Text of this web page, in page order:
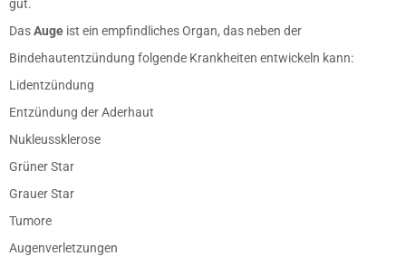
gut.
DasAuge ist ein empfindliches Organ, das neben der
Bindehautentzündung folgende Krankheiten entwickeln kann:
Lidentzündung
Entzündung der Aderhaut
Nukleussklerose
Grüner Star
Grauer Star
Tumore
Augenverletzungen